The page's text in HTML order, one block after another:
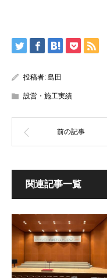
投稿者: 島田
設営・施工実績
関連記事一覧